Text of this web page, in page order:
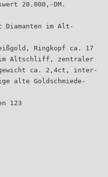
20.000,-DM.
Diamanten im Alt-
Ringkopf ca. 17
im Altschliff, zentraler
ca. 2,4ct, inter-
alte Goldschmiede-
123